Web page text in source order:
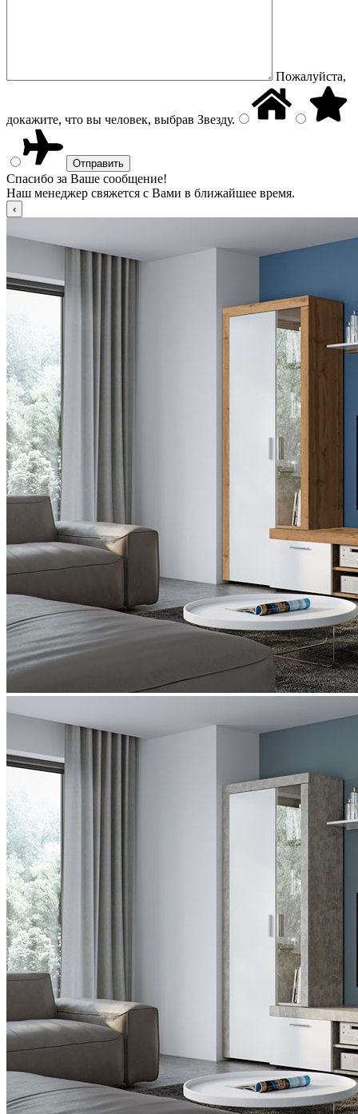
Пожалуйста,
докажите, что вы человек, выбрав Звезду.
Спасибо за Ваше сообщение!
Наш менеджер свяжется с Вами в ближайшее время.